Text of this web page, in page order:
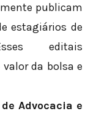
publicam
estagiários de
editais
da bolsa e
Advocacia e